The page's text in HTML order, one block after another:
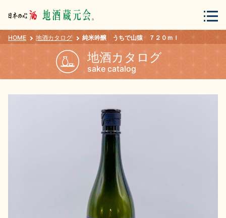
会員登録 ログイン
地酒カタログ
HOME 地酒カタログ 純米吟醸 うちで山猿 ７２０ｍｌ
地酒カタログ
sake catalog